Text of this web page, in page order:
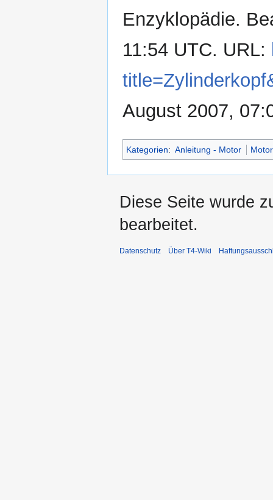
Enzyklopädie.
11:54 UTC. URL:
August 2007,
Kategorien: Anleitung - Motor Motor
Diese Seite wurde
bearbeitet.
Datenschutz Über T4-Wiki